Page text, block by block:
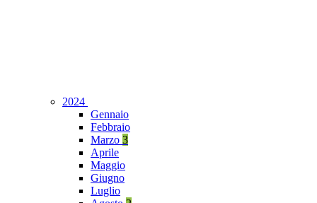
2024
Gennaio
Febbraio
Marzo 3
Aprile
Maggio
Giugno
Luglio